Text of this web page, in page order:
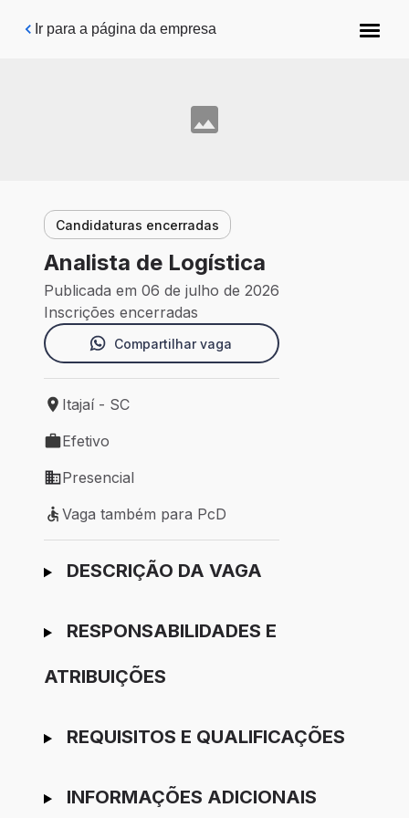
Pular para o conteúdo principal
Ir para a página da empresa
Candidaturas encerradas
Analista de Logística
Publicada em 06 de julho de 2026
Inscrições encerradas
Compartilhar vaga
Local de trabalho: Itajaí - SC
Itajaí - SC
Tipo de vaga: Efetivo
Efetivo
Modelo de trabalho: Presencial
Presencial
Vaga também para PcD
Vaga também para PcD
Ir para candidatura
DESCRIÇÃO DA VAGA
RESPONSABILIDADES E
ATRIBUIÇÕES
REQUISITOS E QUALIFICAÇÕES
INFORMAÇÕES ADICIONAIS